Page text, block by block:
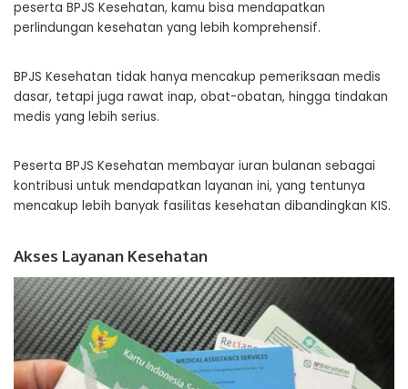
peserta BPJS Kesehatan, kamu bisa mendapatkan
perlindungan kesehatan yang lebih komprehensif.
BPJS Kesehatan tidak hanya mencakup pemeriksaan medis
dasar, tetapi juga rawat inap, obat-obatan, hingga tindakan
medis yang lebih serius.
Peserta BPJS Kesehatan membayar iuran bulanan sebagai
kontribusi untuk mendapatkan layanan ini, yang tentunya
mencakup lebih banyak fasilitas kesehatan dibandingkan KIS.
Akses Layanan Kesehatan